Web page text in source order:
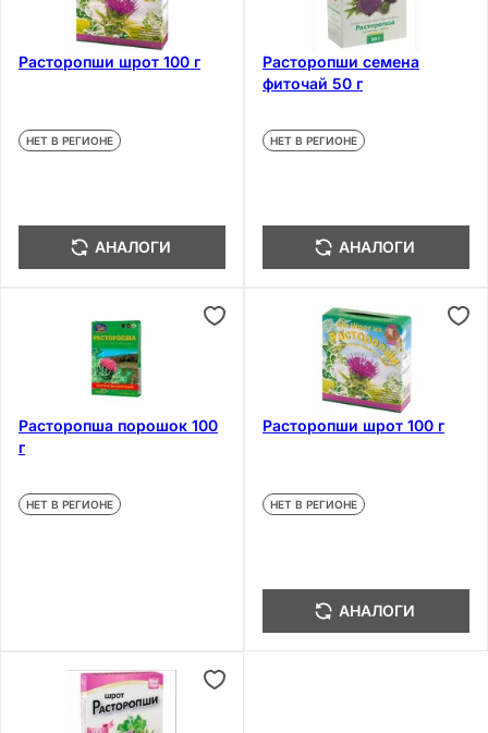
Расторопши шрот 100 г
НЕТ В РЕГИОНЕ
АНАЛОГИ
Расторопши семена
фиточай 50 г
НЕТ В РЕГИОНЕ
АНАЛОГИ
Расторопша порошок 100
г
НЕТ В РЕГИОНЕ
Расторопши шрот 100 г
НЕТ В РЕГИОНЕ
АНАЛОГИ